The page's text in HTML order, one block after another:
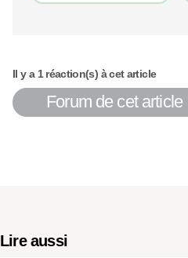
Il y a 1 réaction(s) à cet article
Forum de cet article
Lire aussi